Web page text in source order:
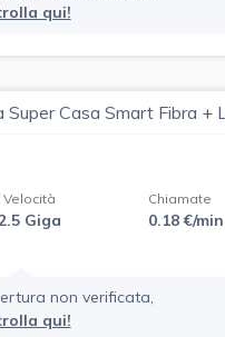
qui!
Super Casa Smart Fibra +
Velocità
2.5 Giga
Chiamate
0.18 €/min
non verificata,
qui!